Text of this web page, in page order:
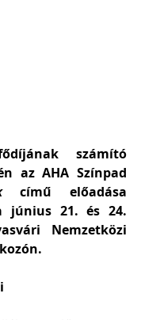
számító
című előadása
június 21. és 24.
Nemzetközi